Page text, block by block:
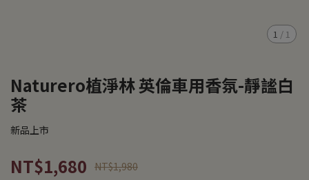
1 / 1
Naturero植淨林 英倫車用香氛-靜謐白
茶
新品上市
NT$1,680 NT$1,980